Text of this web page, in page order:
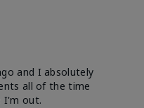
and I absolutely
all of the time
I'm out.